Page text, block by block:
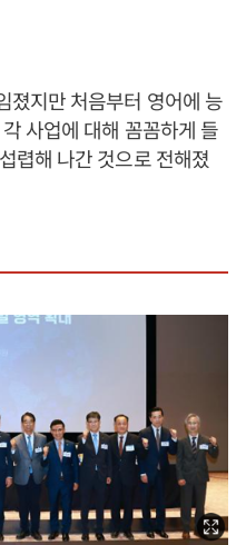
졌지만 처음부터 영어에 능
사업에 대해 꼼꼼하게 들
렵해 나간 것으로 전해졌